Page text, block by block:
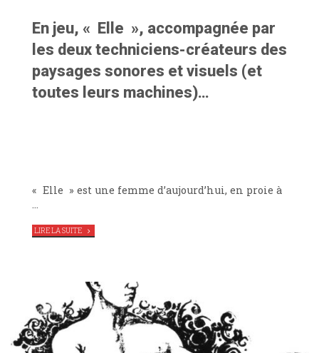
En jeu, « Elle », accompagnée par
les deux techniciens-créateurs des
paysages sonores et visuels (et
toutes leurs machines)…
« Elle » est une femme d’aujourd’hui, en proie à
…
LIRE LA SUITE"
ÇA
S’PEUT
MENTEUR
RÉPÈTE
TAG"